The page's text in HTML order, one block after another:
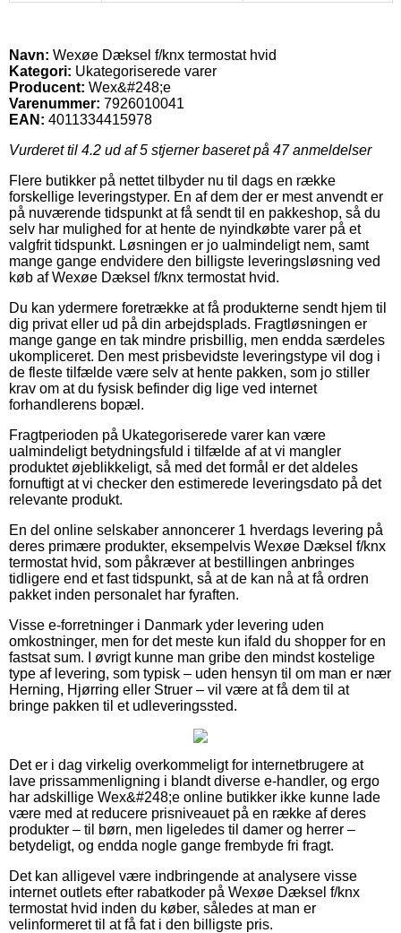
Navn: Wexøe Dæksel f/knx termostat hvid
Kategori: Ukategoriserede varer
Producent: Wex&#248;e
Varenummer: 7926010041
EAN: 4011334415978
Vurderet til 4.2 ud af 5 stjerner baseret på 47anmeldelser
Flere butikker på nettet tilbyder nu til dags en række
forskellige leveringstyper. En af dem der er mest anvendt er
på nuværende tidspunkt at få sendt til en pakkeshop, så du
selv har mulighed for at hente de nyindkøbte varer på et
valgfrit tidspunkt. Løsningen er jo ualmindeligt nem, samt
mange gange endvidere den billigste leveringsløsning ved
køb af Wexøe Dæksel f/knx termostat hvid.
Du kan ydermere foretrække at få produkterne sendt hjem til
dig privat eller ud på din arbejdsplads. Fragtløsningen er
mange gange en tak mindre prisbillig, men endda særdeles
ukompliceret. Den mest prisbevidste leveringstype vil dog i
de fleste tilfælde være selv at hente pakken, som jo stiller
krav om at du fysisk befinder dig lige ved internet
forhandlerens bopæl.
Fragtperioden på Ukategoriserede varer kan være
ualmindeligt betydningsfuld i tilfælde af at vi mangler
produktet øjeblikkeligt, så med det formål er det aldeles
fornuftigt at vi checker den estimerede leveringsdato på det
relevante produkt.
En del online selskaber annoncerer 1 hverdags levering på
deres primære produkter, eksempelvis Wexøe Dæksel f/knx
termostat hvid, som påkræver at bestillingen anbringes
tidligere end et fast tidspunkt, så at de kan nå at få ordren
pakket inden personalet har fyraften.
Visse e-forretninger i Danmark yder levering uden
omkostninger, men for det meste kun ifald du shopper for en
fastsat sum. I øvrigt kunne man gribe den mindst kostelige
type af levering, som typisk – uden hensyn til om man er nær
Herning, Hjørring eller Struer – vil være at få dem til at
bringe pakken til et udleveringssted.
Det er i dag virkelig overkommeligt for internetbrugere at
lave prissammenligning i blandt diverse e-handler, og ergo
har adskillige Wex&#248;e online butikker ikke kunne lade
være med at reducere prisniveauet på en række af deres
produkter – til børn, men ligeledes til damer og herrer –
betydeligt, og endda nogle gange frembyde fri fragt.
Det kan alligevel være indbringende at analysere visse
internet outlets efter rabatkoder på Wexøe Dæksel f/knx
termostat hvid inden du køber, således at man er
velinformeret til at få fat i den billigste pris.